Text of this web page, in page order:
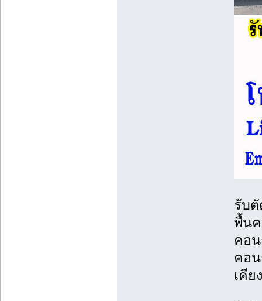
รับตั
พื้น
คอ
คอ
เคี